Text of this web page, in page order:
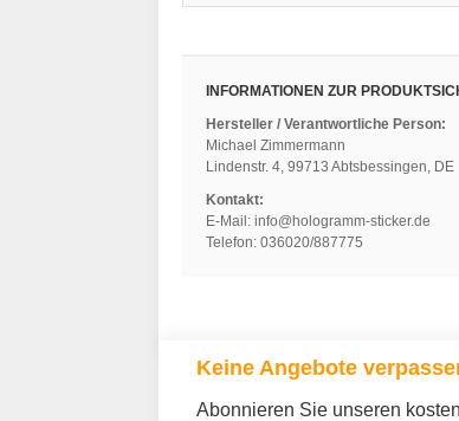
INFORMATIONEN ZUR
Hersteller / Verantwortliche Person:
Michael Zimmermann
Lindenstr. 4, 99713 Abtsbessingen, DE
Kontakt:
E-Mail: info@hologramm-sticker.de
Telefon: 036020/887775
Keine Angebote
Abonnieren Sie unseren